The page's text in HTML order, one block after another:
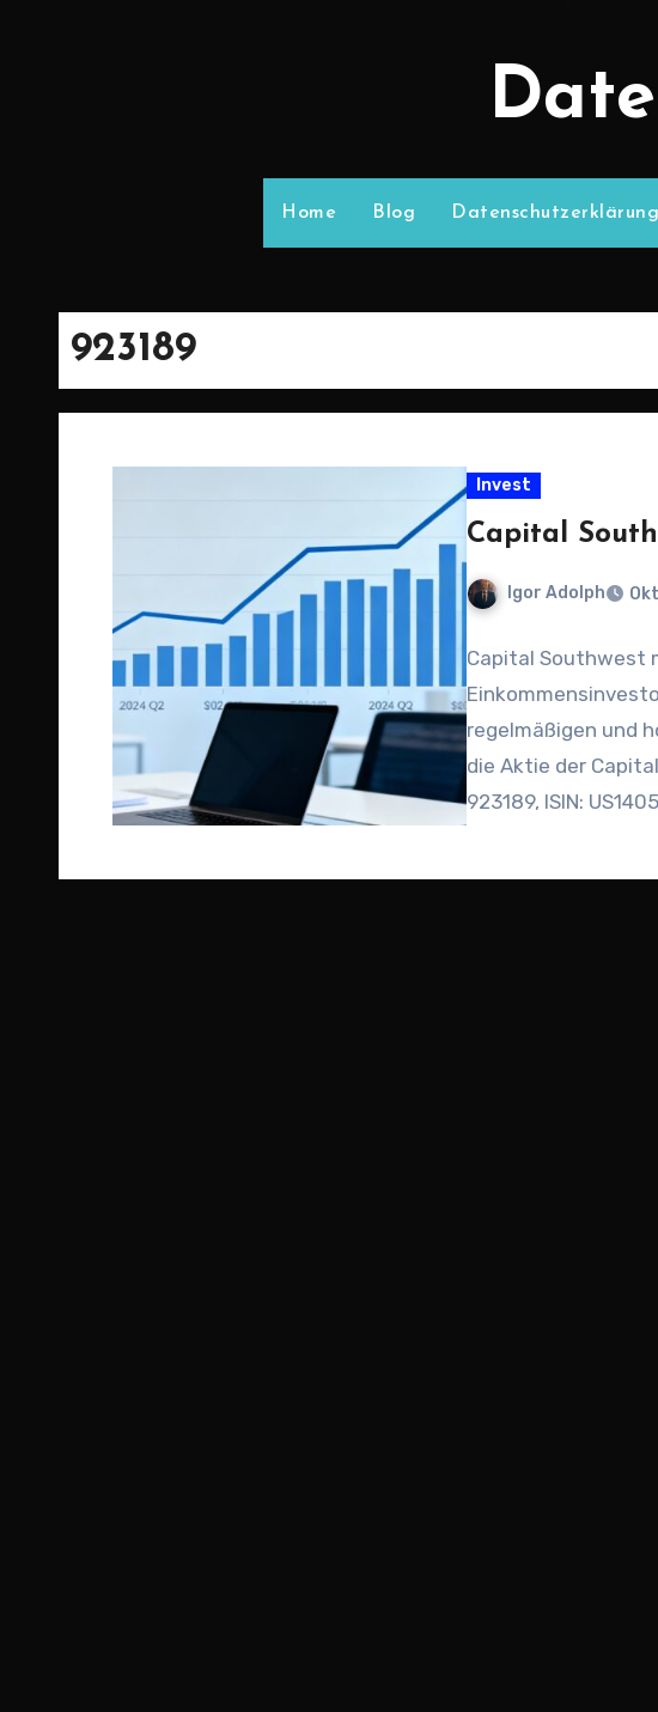
Home Blog Datenschutzerklärung
923189
Invest
Capital
Igor Adolph
Capital Southwest
regelmäßigen und
die Aktie der
923189, ISIN: